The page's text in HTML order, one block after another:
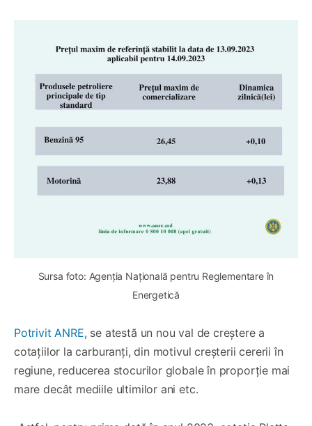
Sursa foto: Agenția Națională pentru Reglementare în
Energetică
Potrivit ANRE, se atestă un nou val de creștere a
cotațiilor la carburanți, din motivul creșterii cererii în
regiune, reducerea stocurilor globale în proporție mai
mare decât mediile ultimilor ani etc.